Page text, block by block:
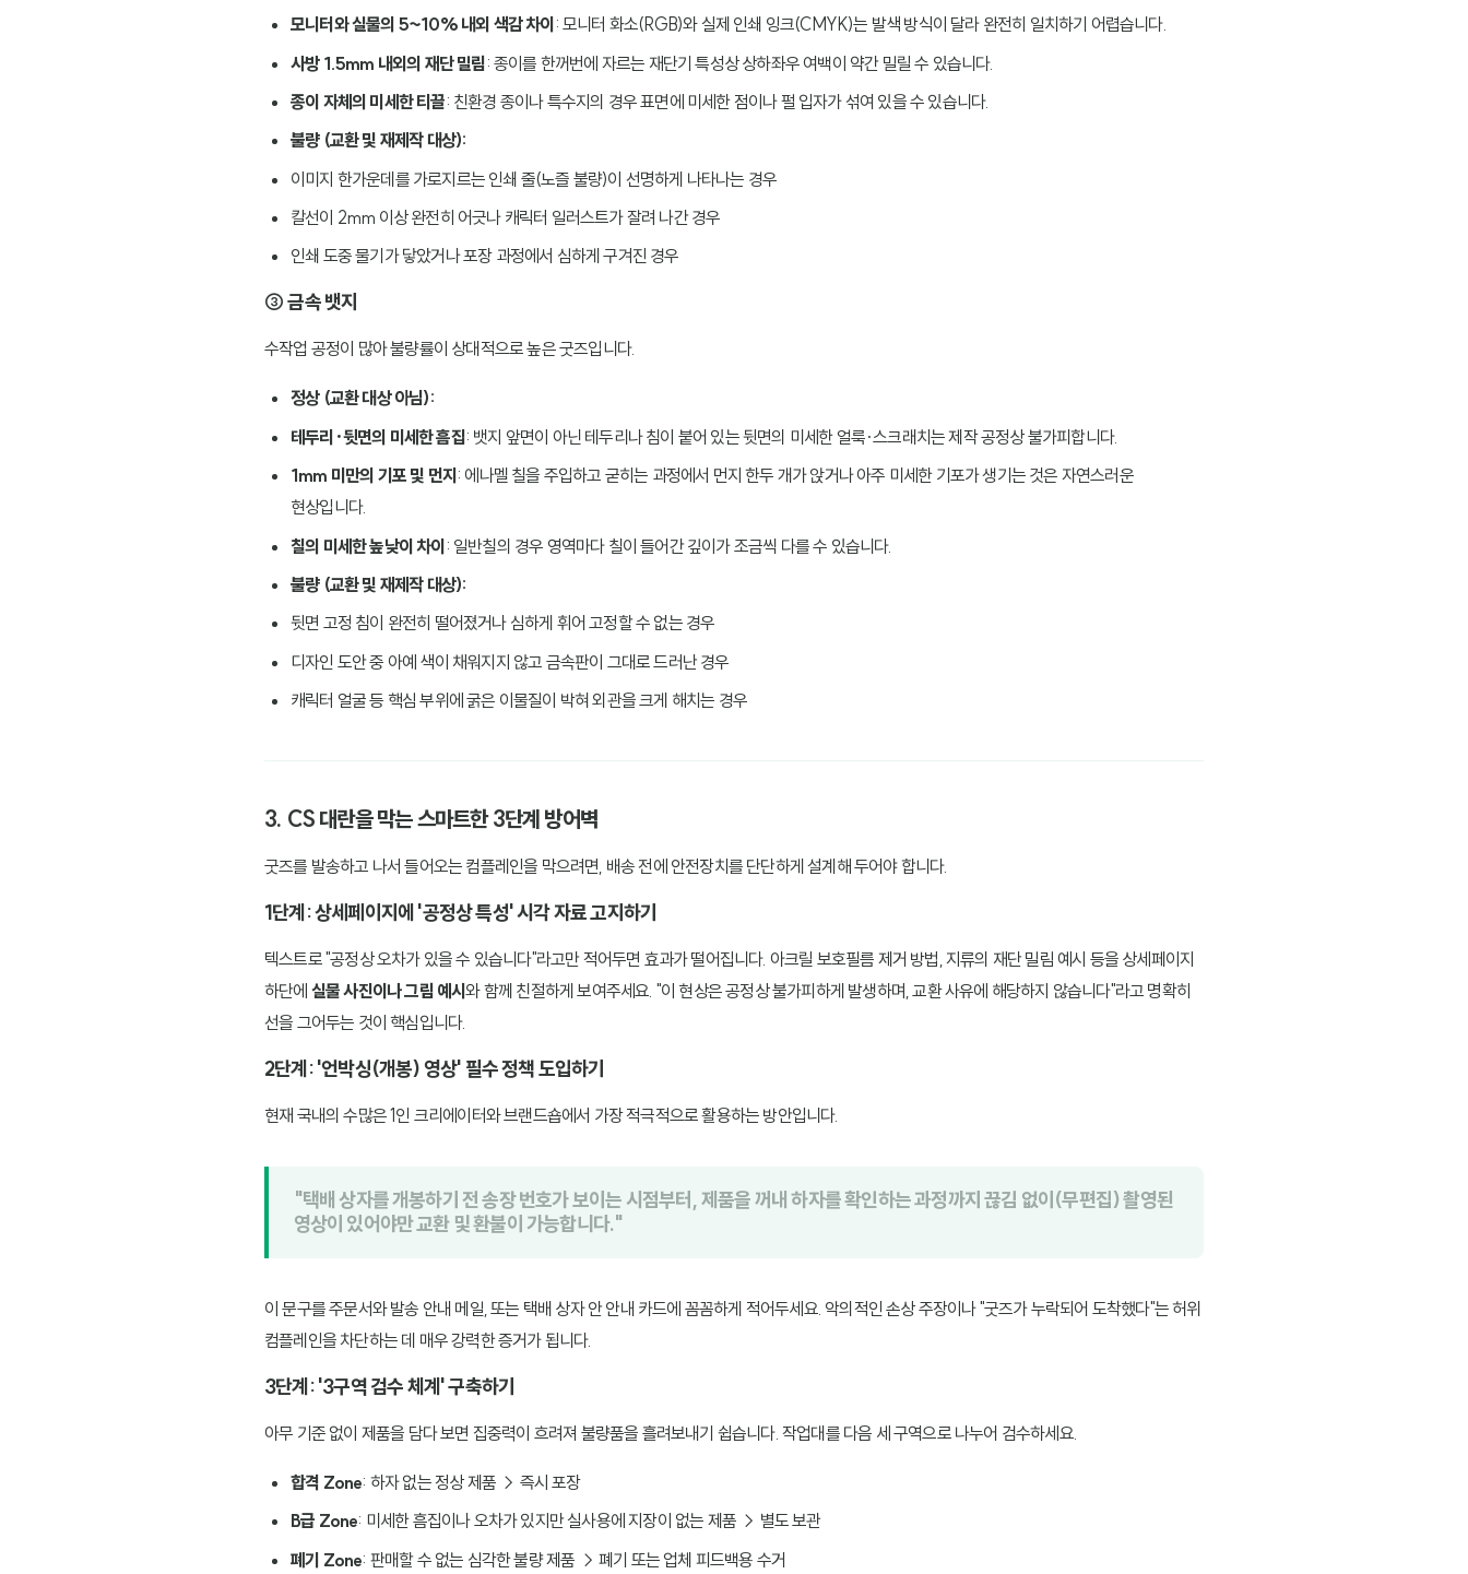
모니터와 실물의 5~10% 내외 색감 차이 : 모니터 화소(RGB)와 실제 인쇄 잉크(CMYK)는 발색 방식이 달라 완전히 일치하기 어렵습니다.
사방 1.5mm 내외의 재단 밀림 : 종이를 한꺼번에 자르는 재단기 특성상 상하좌우 여백이 약간 밀릴 수 있습니다.
종이 자체의 미세한 티끌: 친환경 종이나 특수지의 경우 표면에 미세한 점이나 펄 입자가 섞여 있을 수 있습니다.
불량 (교환 및 재제작 대상):
이미지 한가운데를 가로지르는 인쇄 줄(노즐 불량)이 선명하게 나타나는 경우
칼선이 2mm 이상 완전히 어긋나 캐릭터 일러스트가 잘려 나간 경우
인쇄 도중 물기가 닿았거나 포장 과정에서 심하게 구겨진 경우
③ 금속 뱃지
수작업 공정이 많아 불량률이 상대적으로 높은 굿즈입니다.
정상 (교환 대상 아님):
테두리·뒷면의 미세한 흠집: 뱃지 앞면이 아닌 테두리나 침이 붙어 있는 뒷면의 미세한 얼룩·스크래치는 제작 공정상 불가피합니다.
1mm 미만의 기포 및 먼지 : 에나멜 칠을 주입하고 굳히는 과정에서 먼지 한두 개가 앉거나 아주 미세한 기포가 생기는 것은 자연스러운
현상입니다.
칠의 미세한 높낮이 차이: 일반칠의 경우 영역마다 칠이 들어간 깊이가 조금씩 다를 수 있습니다.
불량 (교환 및 재제작 대상):
뒷면 고정 침이 완전히 떨어졌거나 심하게 휘어 고정할 수 없는 경우
디자인 도안 중 아예 색이 채워지지 않고 금속판이 그대로 드러난 경우
캐릭터 얼굴 등 핵심 부위에 굵은 이물질이 박혀 외관을 크게 해치는 경우
3. CS 대란을 막는 스마트한 3단계 방어벽
굿즈를 발송하고 나서 들어오는 컴플레인을 막으려면, 배송 전에 안전장치를 단단하게 설계해 두어야 합니다.
1단계: 상세페이지에 '공정상 특성' 시각 자료 고지하기
텍스트로 "공정상 오차가 있을 수 있습니다"라고만 적어두면 효과가 떨어집니다. 아크릴 보호필름 제거 방법, 지류의 재단 밀림 예시 등을 상세페이지
하단에 실물 사진이나 그림 예시와 함께 친절하게 보여주세요. "이 현상은 공정상 불가피하게 발생하며, 교환 사유에 해당하지 않습니다"라고 명확히
선을 그어두는 것이 핵심입니다.
2단계: '언박싱(개봉) 영상' 필수 정책 도입하기
현재 국내의 수많은 1인 크리에이터와 브랜드숍에서 가장 적극적으로 활용하는 방안입니다.
"택배 상자를 개봉하기 전 송장 번호가 보이는 시점부터, 제품을 꺼내 하자를 확인하는 과정까지 끊김 없이(무편집) 촬영된
영상이 있어야만 교환 및 환불이 가능합니다."
이 문구를 주문서와 발송 안내 메일, 또는 택배 상자 안 안내 카드에 꼼꼼하게 적어두세요. 악의적인 손상 주장이나 "굿즈가 누락되어 도착했다"는 허위
컴플레인을 차단하는 데 매우 강력한 증거가 됩니다.
3단계: '3구역 검수 체계' 구축하기
아무 기준 없이 제품을 담다 보면 집중력이 흐려져 불량품을 흘려보내기 쉽습니다. 작업대를 다음 세 구역으로 나누어 검수하세요.
합격 Zone: 하자 없는 정상 제품 → 즉시 포장
B급 Zone: 미세한 흠집이나 오차가 있지만 실사용에 지장이 없는 제품 → 별도 보관
폐기 Zone: 판매할 수 없는 심각한 불량 제품 → 폐기 또는 업체 피드백용 수거